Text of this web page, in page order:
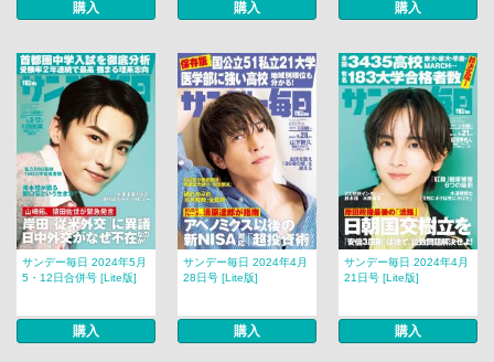
購入 購入 購入
サンデー毎日 2024年5月
5・12日合併号 [Lite版]
購入
サンデー毎日 2024年4月
28日号 [Lite版]
購入
サンデー毎日 2024年4月
21日号 [Lite版]
購入